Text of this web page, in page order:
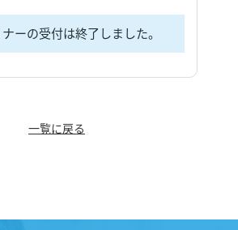
ーの受付は終了しました。
一覧に戻る